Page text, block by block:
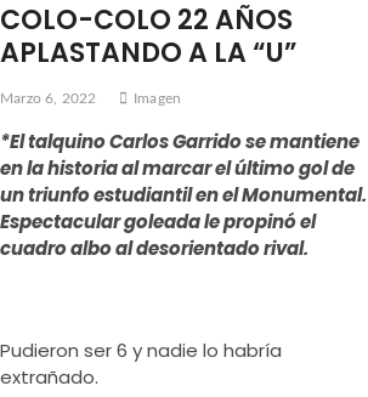
COLO-COLO 22 AÑOS
APLASTANDO A LA “U”
Marzo 6, 2022 Imagen
*El talquino Carlos Garrido se mantiene
en la historia al marcar el último gol de
un triunfo estudiantil en el Monumental.
Espectacular goleada le propinó el
cuadro albo al desorientado rival.
Pudieron ser 6 y nadie lo habría
extrañado.